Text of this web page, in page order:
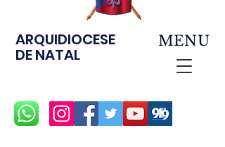
ARQUIDIOCESE
DE NATAL
MENU